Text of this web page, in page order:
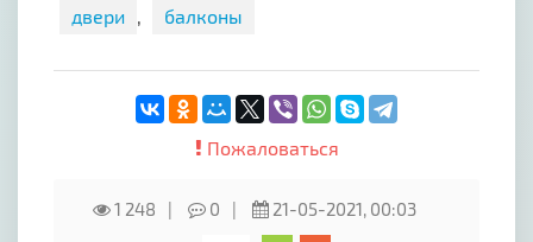
стандартам и правильной установке
специалистами, регулярном обслуживании
окон (вы можете делать это самостоятельно с
помощью набора для ухода за ПВХ окнами).
В Крыму есть всего 3 официальных
Симферополе, Севастополе и Ялте - один из
двери , балконы
Пожаловаться
1 248 0
21-05-2021, 00:03